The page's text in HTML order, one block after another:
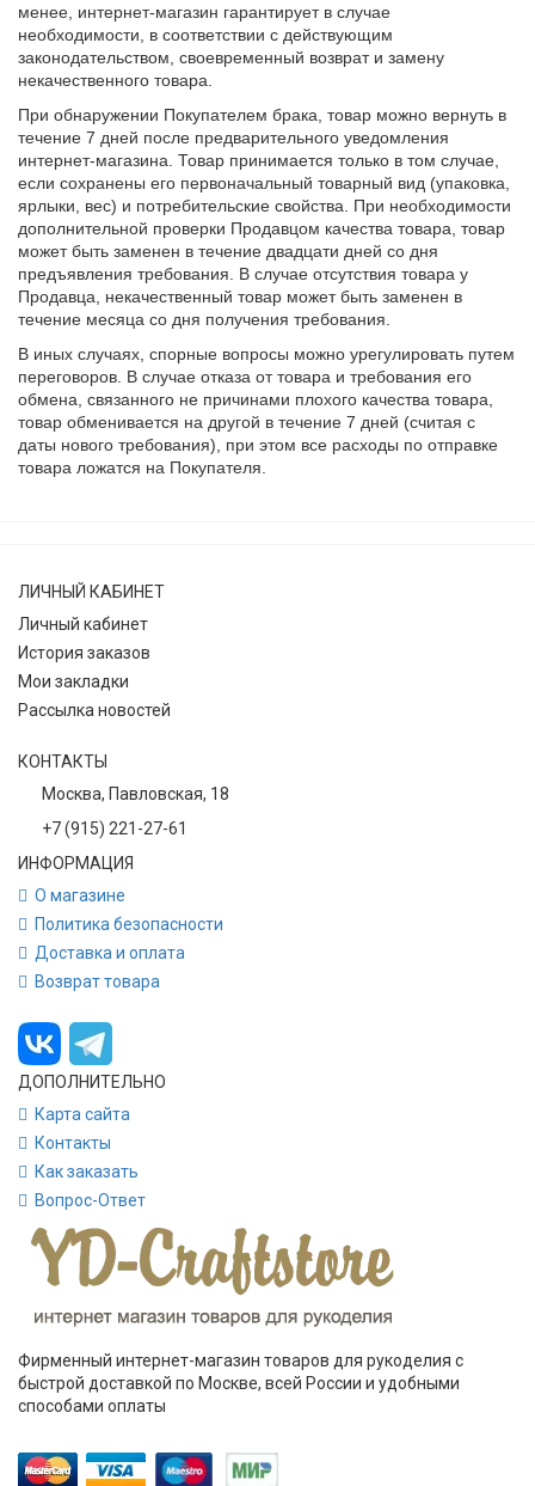
менее, интернет-магазин гарантирует в случае
необходимости, в соответствии с действующим
законодательством, своевременный возврат и замену
некачественного товара.
При обнаружении Покупателем брака, товар можно вернуть в
течение 7 дней после предварительного уведомления
интернет-магазина. Товар принимается только в том случае,
если сохранены его первоначальный товарный вид (упаковка,
ярлыки, вес) и потребительские свойства. При необходимости
дополнительной проверки Продавцом качества товара, товар
может быть заменен в течение двадцати дней со дня
предъявления требования. В случае отсутствия товара у
Продавца, некачественный товар может быть заменен в
течение месяца со дня получения требования.
В иных случаях, спорные вопросы можно урегулировать путем
переговоров. В случае отказа от товара и требования его
обмена, связанного не причинами плохого качества товара,
товар обменивается на другой в течение 7 дней (считая с
даты нового требования), при этом все расходы по отправке
товара ложатся на Покупателя.
ЛИЧНЫЙ КАБИНЕТ
Личный кабинет
История заказов
Мои закладки
Рассылка новостей
КОНТАКТЫ
Москва, Павловская, 18
+7 (915) 221-27-61
ИНФОРМАЦИЯ
О магазине
Политика безопасности
Доставка и оплата
Возврат товара
ДОПОЛНИТЕЛЬНО
Карта сайта
Контакты
Как заказать
Вопрос-Ответ
Фирменный интернет-магазин товаров для рукоделия с
быстрой доставкой по Москве, всей России и удобными
способами оплаты